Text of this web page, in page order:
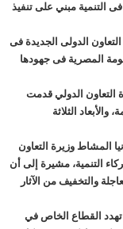
التنمية مبني على تنفيذ
الدولى الجديدة فى
المصرية فى جهودها
التعاون الدولي قدمت
الثلاثة
المشاط وزيرة التعاون
التنمية، مشيرة إلى أن
والتخفيف من الآثار
تهدد القطاع الخاص في